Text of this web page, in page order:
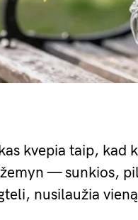
kvepia taip, kad
— sunkios,
nusilaužia